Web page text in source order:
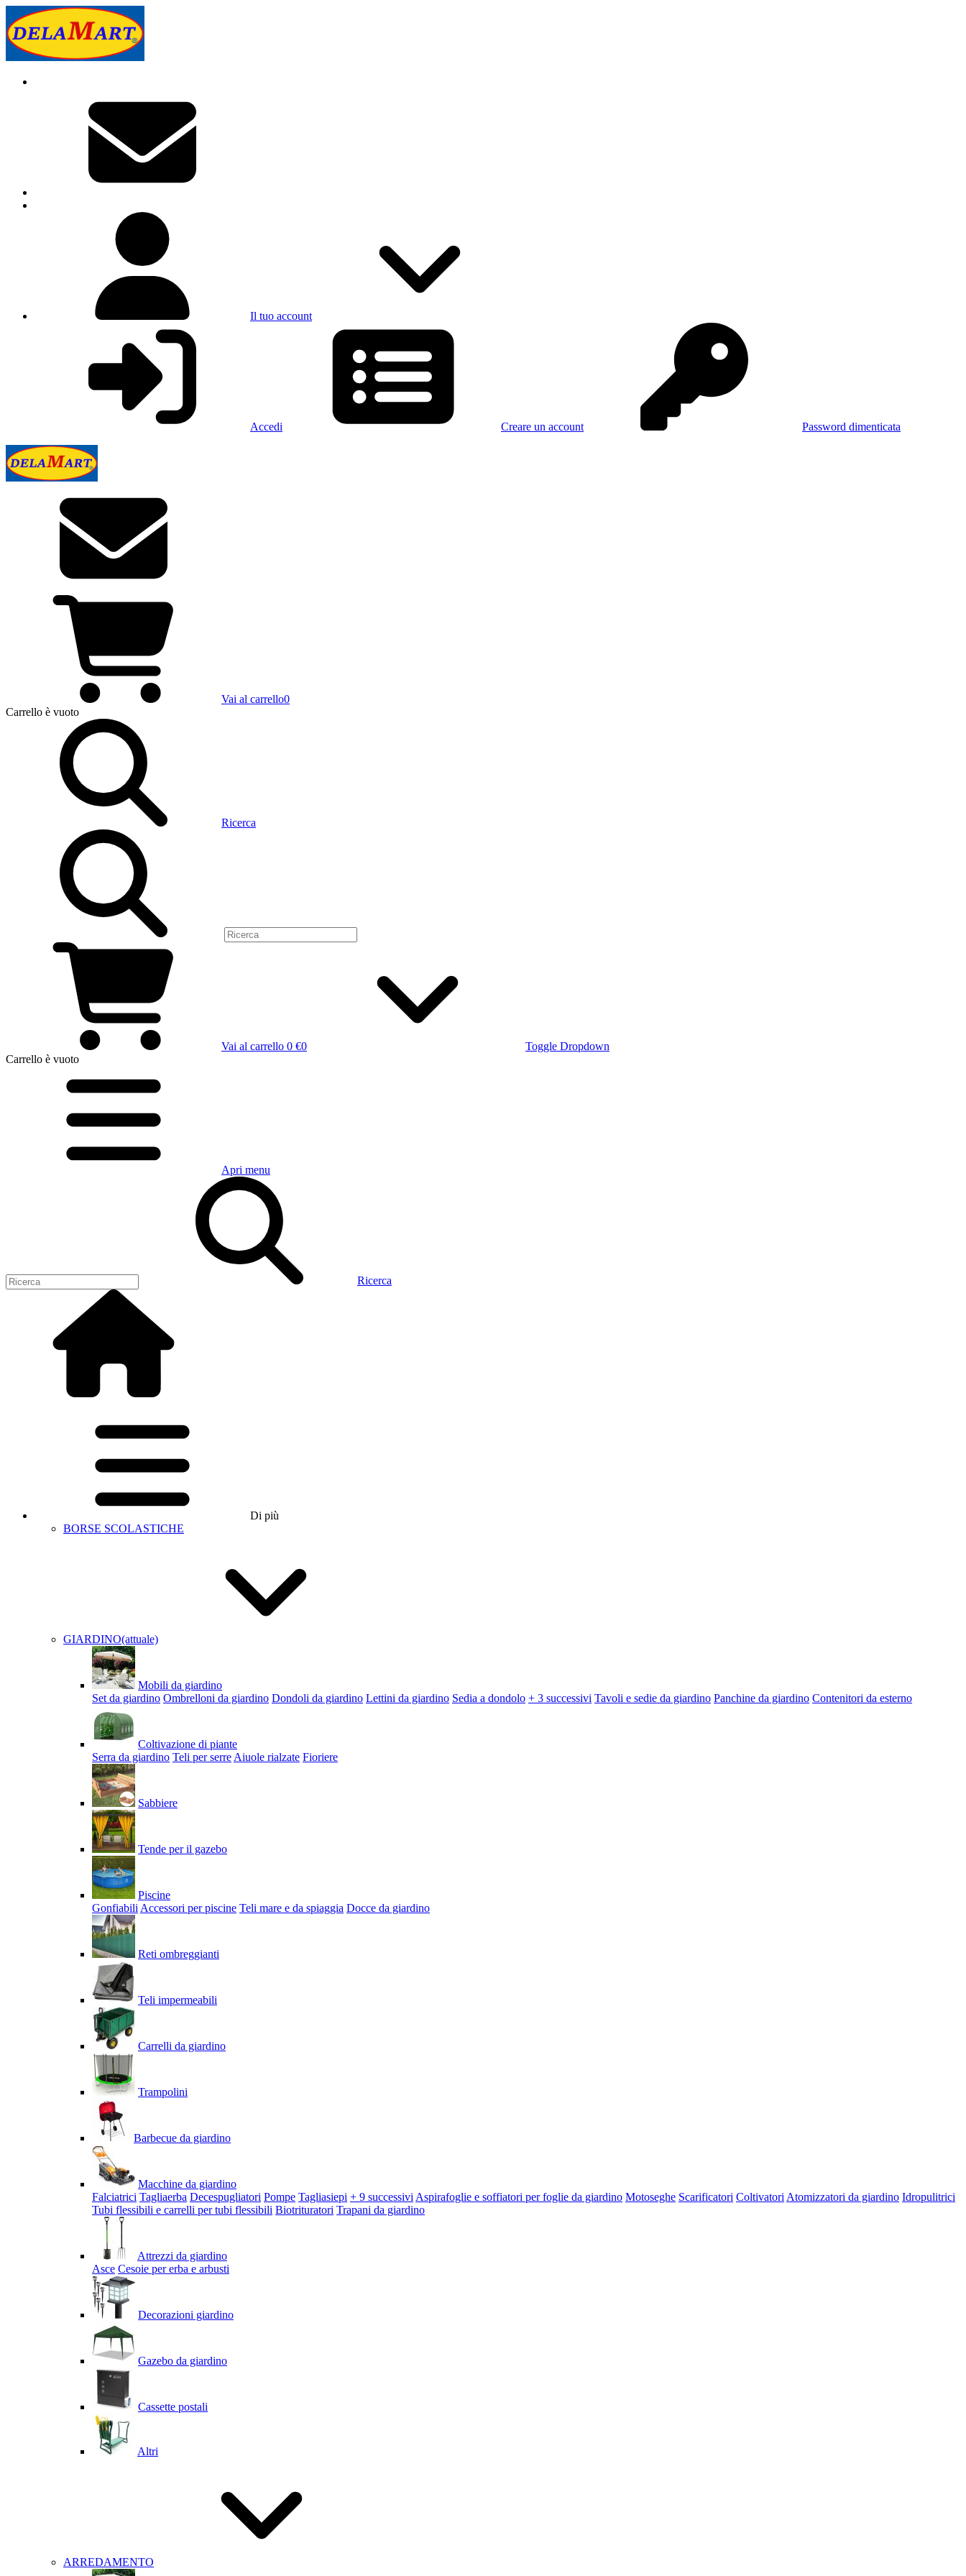
Il tuo account
Accedi Creare un account Password dimenticata
Vai al carrello0
Carrello è vuoto
Ricerca
Vai al carrello 0 €0
Toggle Dropdown
Carrello è vuoto
Apri menu
Ricerca
Di più
BORSE SCOLASTICHE
GIARDINO(attuale)
Mobili da giardino
Set da giardino Ombrelloni da giardino Dondoli da giardino Lettini da giardino Sedia a dondolo + 3 successivi Tavoli e sedie da giardino Panchine da giardino Contenitori da esterno
Coltivazione di piante
Serra da giardino Teli per serre Aiuole rialzate Fioriere
Sabbiere
Tende per il gazebo
Piscine
Gonfiabili Accessori per piscine Teli mare e da spiaggia Docce da giardino
Reti ombreggianti
Teli impermeabili
Carrelli da giardino
Trampolini
Barbecue da giardino
Macchine da giardino
Falciatrici Tagliaerba Decespugliatori Pompe Tagliasiepi + 9 successivi Aspirafoglie e soffiatori per foglie da giardino Motoseghe Scarificatori Coltivatori Atomizzatori da giardino Idropulitrici
Tubi flessibili e carrelli per tubi flessibili Biotrituratori Trapani da giardino
Attrezzi da giardino
Asce Cesoie per erba e arbusti
Decorazioni giardino
Gazebo da giardino
Cassette postali
Altri
ARREDAMENTO